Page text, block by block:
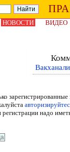
НОВОСТИ
ВИДЕО
регистрации надо